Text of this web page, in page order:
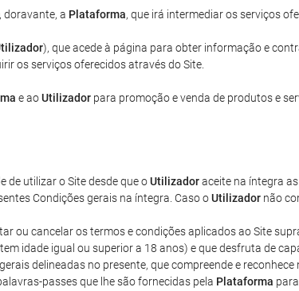
doravante, a Plataforma, que irá intermediar os serviços
), que acede à página para obter informação e
os serviços oferecidos através do Site.
e aoUtilizador para promoção e venda de produtos e
de utilizar o Site desde que oUtilizadoraceite na íntegra
Condições gerais na íntegra. Caso oUtilizador não
ou cancelar os termos e condições aplicados ao Site
idade igual ou superior a 18 anos) e que desfruta de
delineadas no presente, que compreende e reconhece
passes que lhe são fornecidas pela Plataforma